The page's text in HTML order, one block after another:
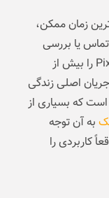
زمان ممکن،
یا بررسی
ادامه پیام‌ها بدون درگیرشدن با رابط لمسی. چنین تجربه‌ای Pixel Watch 4 را بیش از
اصلی زندگی
که بسیاری از
به آن توجه
کاربردی را